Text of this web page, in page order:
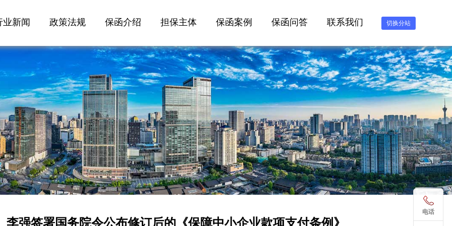
切换分站
业新闻 政策法规 保函介绍 担保主体 保函案例 保函问答 联系我们
李强签署国务院令公布修订后的《保障中小企业款项支付条例》
电话